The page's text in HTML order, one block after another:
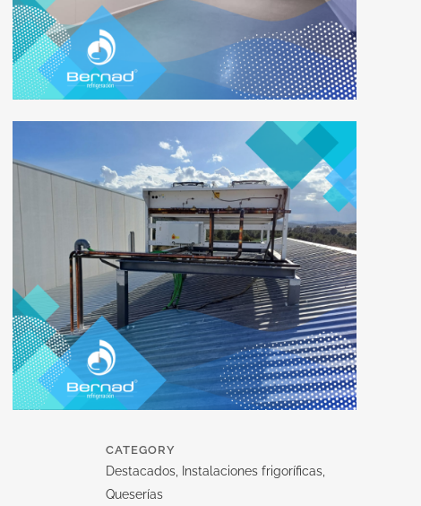
CATEGORY
Destacados, Instalaciones frigoríficas,
Queserías